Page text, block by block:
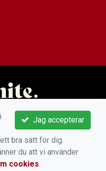
Jag accepterar
bra sätt för dig.
du att vi använder
cookies.